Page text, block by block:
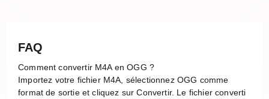
FAQ
Comment convertir M4A en OGG ?
Importez votre fichier M4A, sélectionnez OGG comme
format de sortie et cliquez sur Convertir. Le fichier converti